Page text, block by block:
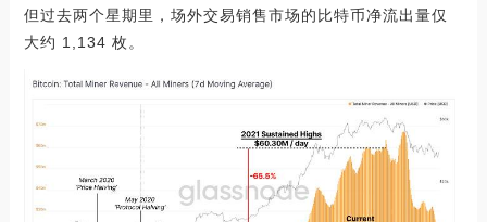
但过去两个星期里，场外交易销售市场的比特币净流出量仅
大约 1,134 枚。